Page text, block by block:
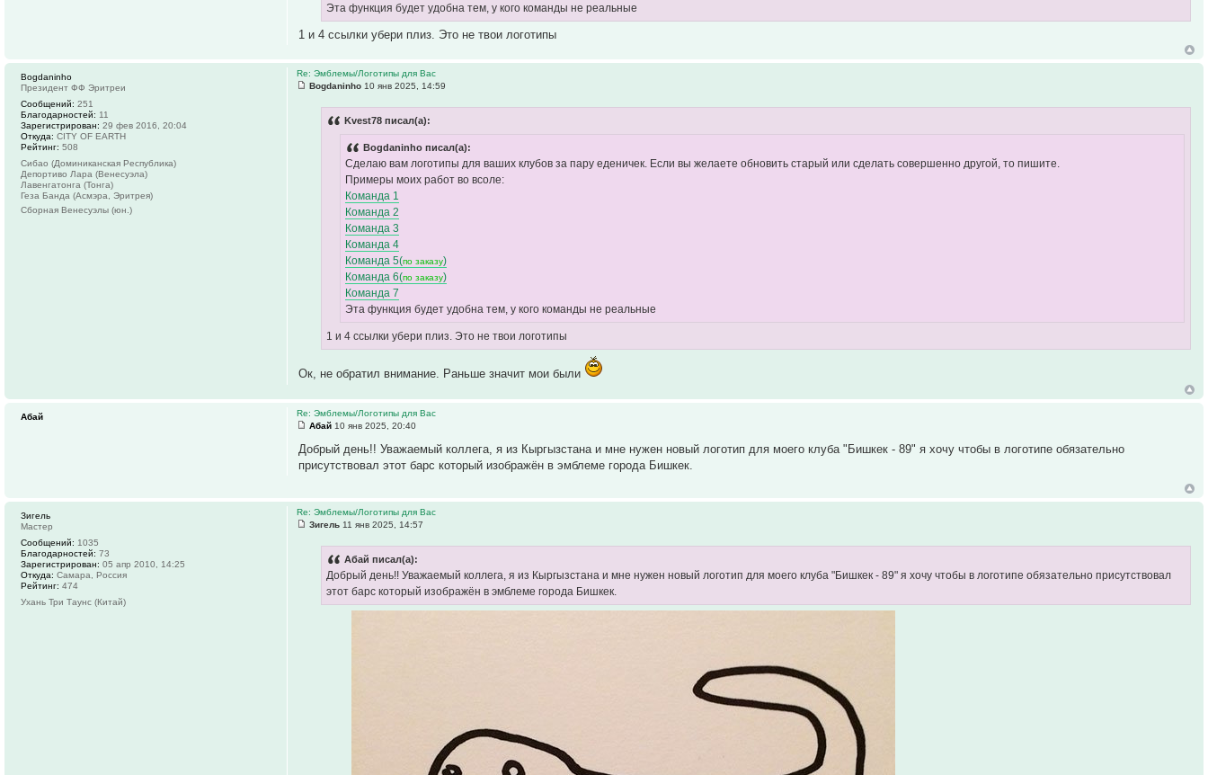
Эта функция будет удобна тем, у кого команды не реальные
1 и 4 ссылки убери плиз. Это не твои логотипы
Re: Эмблемы/Логотипы для Вас
Bogdaninho 10 янв 2025, 14:59
Kvest78 писал(а):
Bogdaninho писал(а):
Сделаю вам логотипы для ваших клубов за пару еденичек. Если вы желаете обновить старый или сделать совершенно другой, то пишите.
Примеры моих работ во всоле:
Команда 1
Команда 2
Команда 3
Команда 4
Команда 5(по заказу)
Команда 6(по заказу)
Команда 7
Эта функция будет удобна тем, у кого команды не реальные
1 и 4 ссылки убери плиз. Это не твои логотипы
Ок, не обратил внимание. Раньше значит мои были
Bogdaninho
Президент ФФ Эритреи
Сообщений: 251
Благодарностей: 11
Зарегистрирован: 29 фев 2016, 20:04
Откуда: CITY OF EARTH
Рейтинг: 508
Сибао (Доминиканская Республика)
Депортиво Лара (Венесуэла)
Лавенгатонга (Тонга)
Геза Банда (Асмэра, Эритрея)
Сборная Венесуэлы (юн.)
Re: Эмблемы/Логотипы для Вас
Абай 10 янв 2025, 20:40
Добрый день!! Уважаемый коллега, я из Кыргызстана и мне нужен новый логотип для моего клуба "Бишкек - 89" я хочу чтобы в логотипе обязательно
присутствовал этот барс который изображён в эмблеме города Бишкек.
Абай
Re: Эмблемы/Логотипы для Вас
Зигель 11 янв 2025, 14:57
Абай писал(а):
Добрый день!! Уважаемый коллега, я из Кыргызстана и мне нужен новый логотип для моего клуба "Бишкек - 89" я хочу чтобы в логотипе обязательно присутствовал
этот барс который изображён в эмблеме города Бишкек.
Зигель
Мастер
Сообщений: 1035
Благодарностей: 73
Зарегистрирован: 05 апр 2010, 14:25
Откуда: Самара, Россия
Рейтинг: 474
Ухань Три Таунс (Китай)